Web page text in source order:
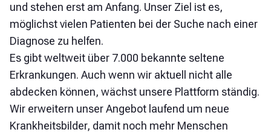
und stehen erst am Anfang. Unser Ziel ist es,
möglichst vielen Patienten bei der Suche nach einer
Diagnose zu helfen.
Es gibt weltweit über 7.000 bekannte seltene
Erkrankungen. Auch wenn wir aktuell nicht alle
abdecken können, wächst unsere Plattform ständig.
Wir erweitern unser Angebot laufend um neue
Krankheitsbilder, damit noch mehr Menschen